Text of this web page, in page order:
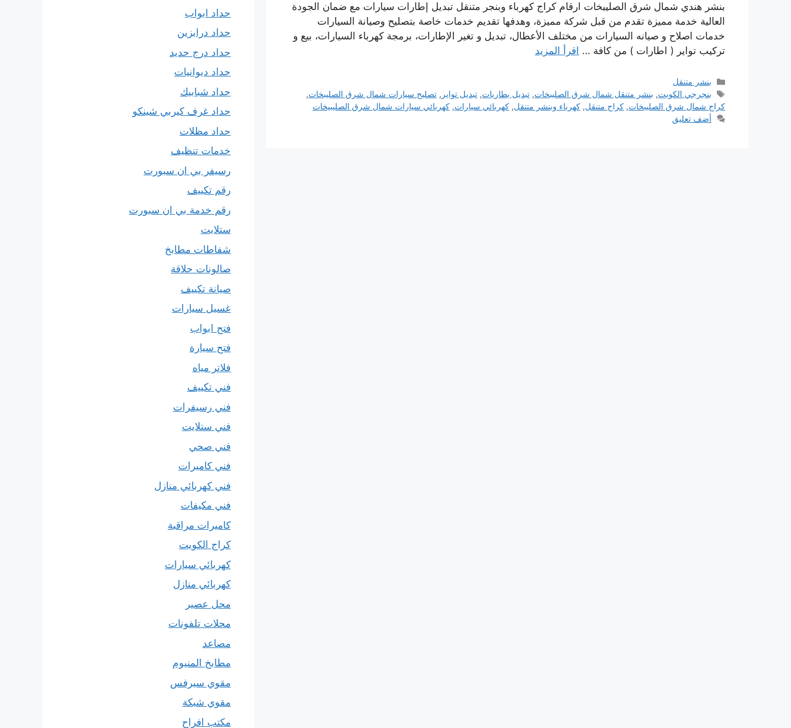
بنشر هندي شمال شرق الصليبخات ارقام كراج كهرباء وبنجر متنقل تبديل إطارات سيارات مع ضمان الجودة
العالية خدمة مميزة تقدم من قبل شركة مميزة، وهدفها تقديم خدمات خاصة بتصليح وصيانة السيارات
خدمات اصلاح و صيانه السيارات من مختلف الأعطال، تبديل و تغير الإطارات، برمجة كهرباء السيارات، بيع و
تركيب تواير ( اطارات ) من كافة … اقرأ المزيد
التصنيفات
بنشر متنقل
الوسوم
بنجرجي الكويت, بنشر متنقل شمال شرق الصليبخات,تبديل بطاريات,تبديل تواير ,تصليح سيارات شمال شرق الصليبخات,
كراج شمال شرق الصليبخات, كراج متنقل, كهرباء وبنشر متنقل, كهربائي سيارات, كهربائي سيارات شمال شرق الصليبيخات
أضف تعليق
حداد ابواب
حداد درابزين
حداد درج حديد
حداد ديوانيات
حداد شبابيك
حداد غرف كيربي شينكو
حداد مظلات
خدمات تنظيف
رسيفر بي ان سبورت
رقم تكييف
رقم خدمة بي ان سبورت
ستلايت
شفاطات مطابخ
صالونات حلاقة
صيانة تكييف
غسيل سيارات
فتح ابواب
فتح سيارة
فلاتر مياه
فني تكييف
فني رسيفرات
فني ستلايت
فني صحي
فني كاميرات
فني كهربائي منازل
فني مكيفات
كاميرات مراقبة
كراج الكويت
كهربائي سيارات
كهربائي منازل
محل عصير
محلات تلفونات
مصاعد
مطابخ المنيوم
مقوي سيرفس
مقوي شبكة
مكتب افراح